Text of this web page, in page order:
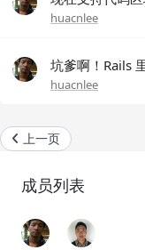
huacnlee
坑爹啊！Rails
huacnlee
上一页
成员列表